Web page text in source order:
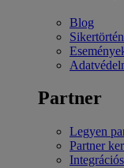
Blog
Partner
Legyen
Partner